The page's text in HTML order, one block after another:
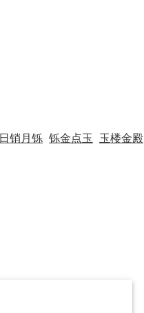
日销月铄 铄金点玉 玉楼金殿